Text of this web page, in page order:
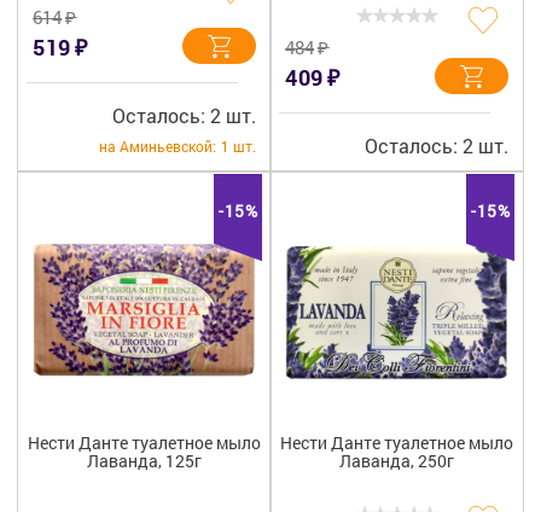
614₽
519₽
Осталось: 2 шт.
на Аминьевской: 1 шт.
484₽
409₽
Осталось: 2 шт.
-15%
Нести Данте туалетное мыло
Лаванда, 125г
-15%
Нести Данте туалетное мыло
Лаванда, 250г